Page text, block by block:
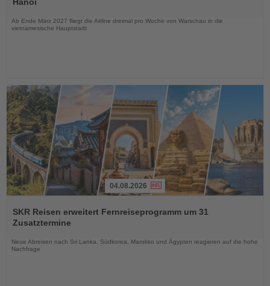
Ab Ende März 2027 fliegt die Airline dreimal pro Woche von Warschau in die
vietnamesische Hauptstadt
Sie
die
04.08.2026
SKR Reisen erweitert Fernreiseprogramm um 31
Zusatztermine
Neue Abreisen nach Sri Lanka, Südkorea, Marokko und Ägypten reagieren auf die hohe
Nachfrage